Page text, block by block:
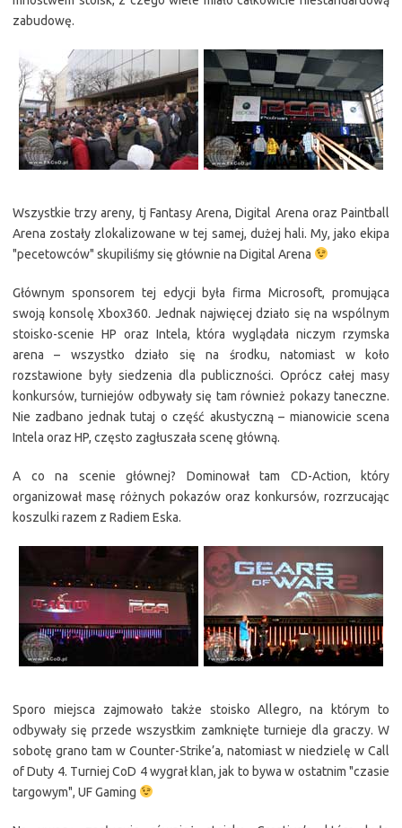
zabudowę.
Wszystkie trzy areny, tj Fantasy Arena, Digital Arena oraz Paintball
Arena zostały zlokalizowane w tej samej, dużej hali. My, jako ekipa
"pecetowców" skupiliśmy się głównie na Digital Arena
Głównym sponsorem tej edycji była firma Microsoft, promująca
swoją konsolę Xbox360. Jednak najwięcej działo się na wspólnym
stoisko-scenie HP oraz Intela, która wyglądała niczym rzymska
arena – wszystko działo się na środku, natomiast w koło
rozstawione były siedzenia dla publiczności. Oprócz całej masy
konkursów, turniejów odbywały się tam również pokazy taneczne.
Nie zadbano jednak tutaj o część akustyczną – mianowicie scena
Intela oraz HP, często zagłuszała scenę główną.
A co na scenie głównej? Dominował tam CD-Action, który
organizował masę różnych pokazów oraz konkursów, rozrzucając
koszulki razem z Radiem Eska.
Sporo miejsca zajmowało także stoisko Allegro, na którym to
odbywały się przede wszystkim zamknięte turnieje dla graczy. W
sobotę grano tam w Counter-Strike’a, natomiast w niedzielę w Call
of Duty 4. Turniej CoD 4 wygrał klan, jak to bywa w ostatnim "czasie
targowym", UF Gaming